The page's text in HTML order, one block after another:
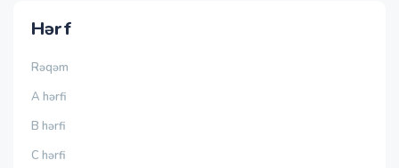
Hərf
Rəqəm
A hərfi
B hərfi
C hərfi